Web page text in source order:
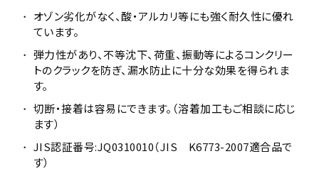
オゾン劣化がなく、酸・アルカリ等にも強く耐久性に優れ
ています。
弾力性があり、不等沈下、荷重、振動等によるコンクリー
トのクラックを防ぎ、漏水防止に十分な効果を得られま
す。
切断・接着は容易にできます。（溶着加工もご相談に応じ
ます）
JIS認証番号:JQ0310010（JIS K6773-2007適合品で
す）